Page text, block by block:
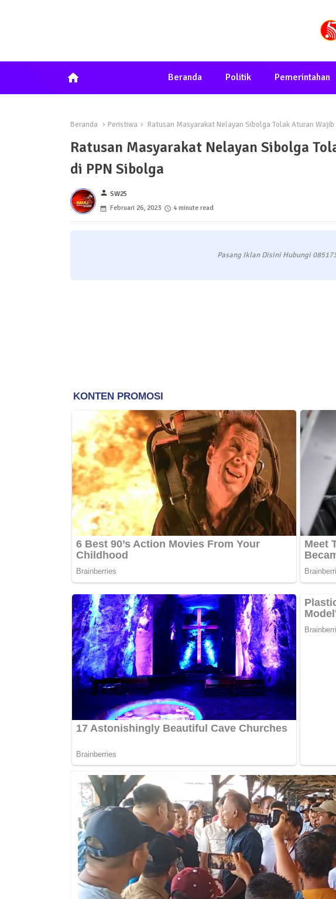
home Beranda Politik Pemerintahan
Beranda Peristiwa Ratusan Masyarakat Nelayan Sibolga Tolak Aturan Wajib
Ratusan Masyarakat Nelayan Sibolga
di PPN Sibolga
person SW25
Februari 26, 2023
4 minute read
Pasang Iklan Disini Hubungi